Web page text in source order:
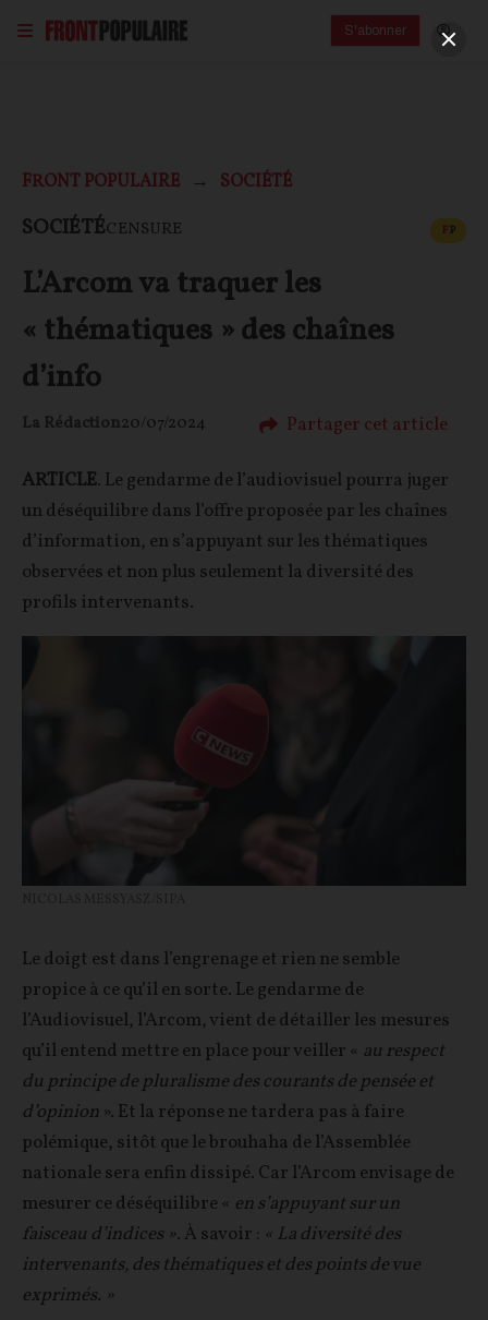
S'abonner
FRONT POPULAIRE SOCIÉTÉ
SOCIÉTÉCENSURE FP
L’Arcom va traquer les
« thématiques » des chaînes
d’info
La Rédaction20/07/2024 Partager cet article
ARTICLE. Le gendarme de l’audiovisuel pourra juger
un déséquilibre dans l’offre proposée par les chaînes
d’information, en s’appuyant sur les thématiques
observées et non plus seulement la diversité des
profils intervenants.
Le doigt est dans l’engrenage et rien ne semble
propice à ce qu’il en sorte. Le gendarme de
l’Audiovisuel, l’Arcom, vient de détailler les mesures
qu’il entend mettre en place pour veiller « au respect
du principe de pluralisme des courants de pensée et
d’opinion ». Et la réponse ne tardera pas à faire
polémique, sitôt que le brouhaha de l’Assemblée
nationale sera enfin dissipé. Car l’Arcom envisage de
mesurer ce déséquilibre « en s’appuyant sur un
faisceau d’indices ». À savoir : « La diversité des
intervenants, des thématiques et des points de vue
exprimés. »